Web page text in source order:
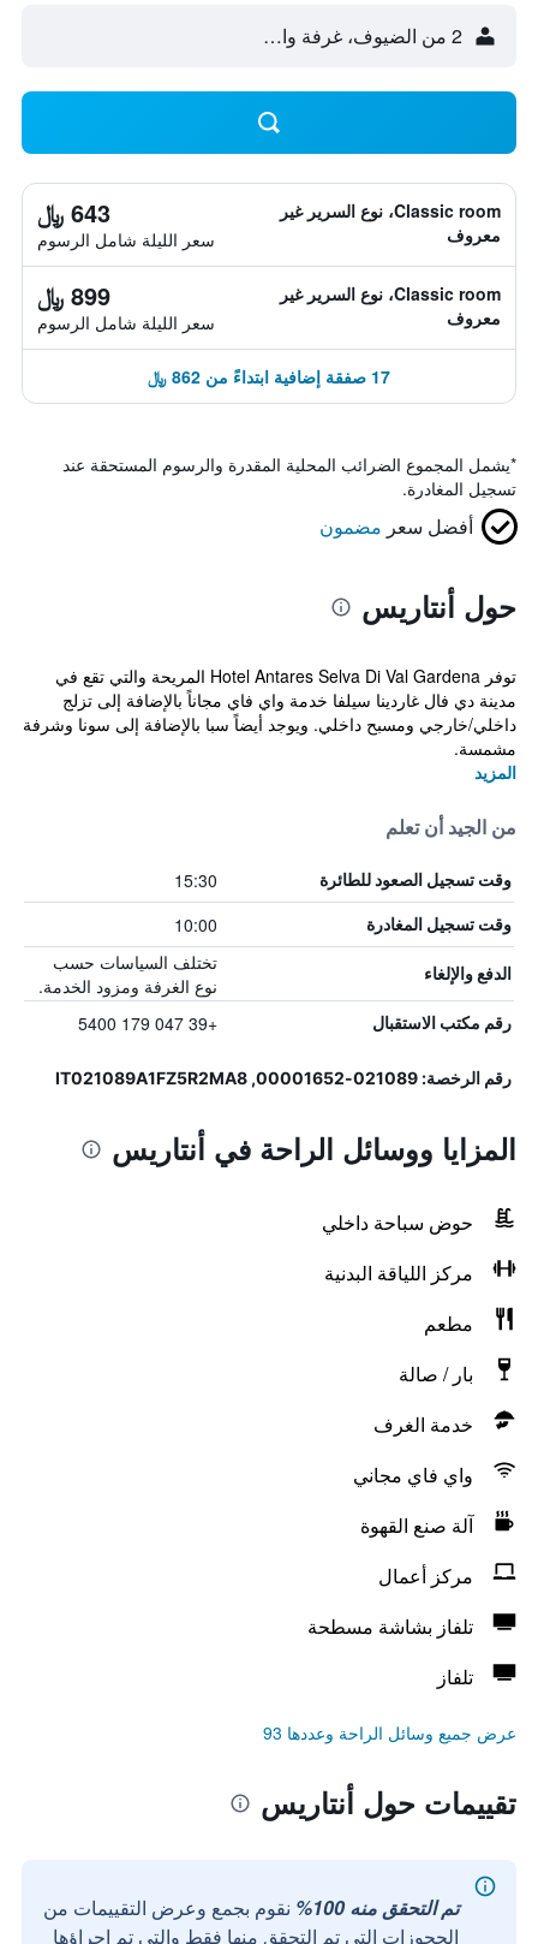
2 من الضيوف، غرفة واحدة
Classic room، نوع السرير غير
معروف
643 ﷼
سعر الليلة شامل الرسوم
Classic room، نوع السرير غير
معروف
899 ﷼
سعر الليلة شامل الرسوم
17 صفقة إضافية ابتداءً من 862 ﷼
*يشمل المجموع الضرائب المحلية المقدرة والرسوم المستحقة عند
تسجيل المغادرة.
أفضل سعر مضمون
حول أنتاريس
توفر Hotel Antares Selva Di Val Gardena المريحة والتي تقع في
مدينة دي فال غاردينا سيلفا خدمة واي فاي مجاناً بالإضافة إلى تزلج
داخلي/خارجي ومسبح داخلي. ويوجد أيضاً سبا بالإضافة إلى سونا وشرفة
مشمسة.
المزيد
من الجيد أن تعلم
وقت تسجيل الصعود للطائرة 15:30
وقت تسجيل المغادرة 10:00
الدفع والإلغاء
تختلف السياسات حسب
نوع الغرفة ومزود الخدمة.
رقم مكتب الاستقبال +39 047 179 5400
رقم الرخصة: 021089-00001652, IT021089A1FZ5R2MA8
المزايا ووسائل الراحة في أنتاريس
حوض سباحة داخلي
مركز اللياقة البدنية
مطعم
بار / صالة
خدمة الغرف
واي فاي مجاني
آلة صنع القهوة
مركز أعمال
تلفاز بشاشة مسطحة
تلفاز
عرض جميع وسائل الراحة وعددها 93
تقييمات حول أنتاريس
تم التحقق منه 100%
نقوم بجمع وعرض التقييمات من
الحجوزات التي تم التحقق منها فقط والتي تم إجراؤها